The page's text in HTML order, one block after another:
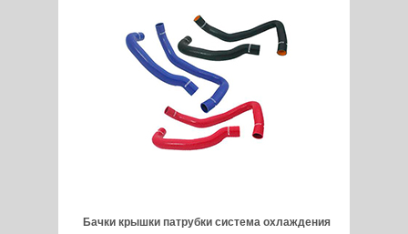
Бачки крышки патрубки система охлаждения